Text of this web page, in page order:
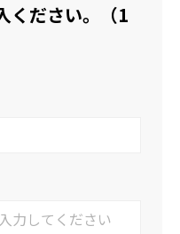
ください。（1